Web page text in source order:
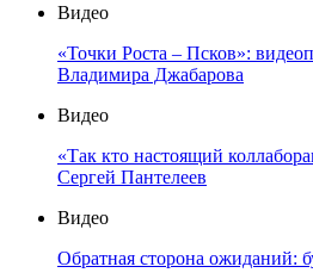
Видео
«Точки Роста – Псков»:
Владимира Джабарова
Видео
«Так кто настоящий
Сергей Пантелеев
Видео
Обратная сторона ожиданий: